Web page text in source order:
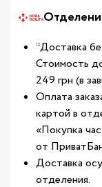
*Доставка
Стоимость
249 грн (в
Оплата
картой в
«Покупка
от
Доставка
отделения.